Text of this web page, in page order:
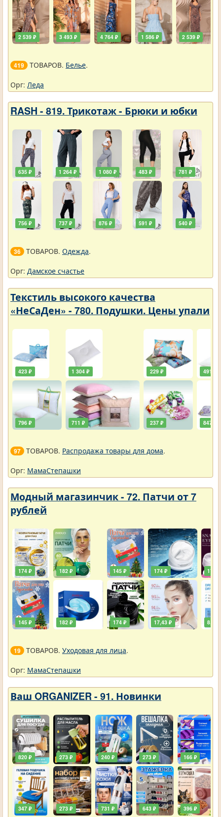
2 539 ₽ 3 493 ₽ 4 764 ₽ 1 586 ₽ 2 539 ₽
419 ТОВАРОВ. Белье.
Орг: Леда
RASH - 819. Трикотаж - Брюки и юбки
635 ₽
756 ₽
1 264 ₽
737 ₽
1 080 ₽
876 ₽
483 ₽
591 ₽
781 ₽
540 ₽
36 ТОВАРОВ. Одежда.
Орг: Дамское счастье
Текстиль высокого качества
«НеСаДен» - 780. Подушки. Цены упали
423 ₽
796 ₽
1 304 ₽
711 ₽
229 ₽
237 ₽
491 ₽
847 ₽
97 ТОВАРОВ. Распродажа товары для дома.
Орг: МамаСтепашки
Модный магазинчик - 72. Патчи от 7
рублей
174 ₽
145 ₽
182 ₽
182 ₽
145 ₽
174 ₽
174 ₽
17,43 ₽
174 ₽
8,72
19 ТОВАРОВ. Уходовая для лица.
Орг: МамаСтепашки
Ваш ORGANIZER - 91. Новинки
820 ₽
347 ₽
273 ₽
273 ₽
240 ₽
731 ₽
273 ₽
643 ₽
166 ₽
396 ₽